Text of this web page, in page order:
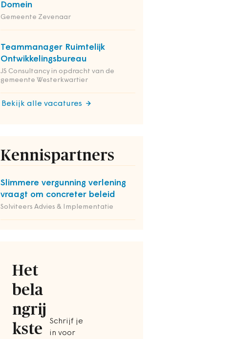
Domein
Gemeente Zevenaar
Teammanager Ruimtelijk
Ontwikkelingsbureau
JS Consultancy in opdracht van de
gemeente Westerkwartier
Bekijk alle vacatures
Kennispartners
Slimmere vergunning verlening
vraagt om concreter beleid
Solviteers Advies & Implementatie
Het
bela
ngrij
kste
Schrijf je
in voor